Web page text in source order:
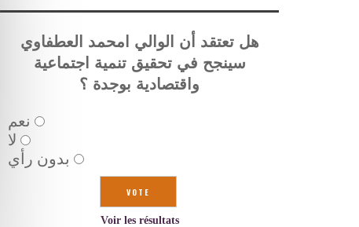
هل تعتقد أن الوالي امحمد العطفاوي
سينجح في تحقيق تنمية اجتماعية
واقتصادية بوجدة ؟
نعم
لا
بدون رأي
Voir les résultats